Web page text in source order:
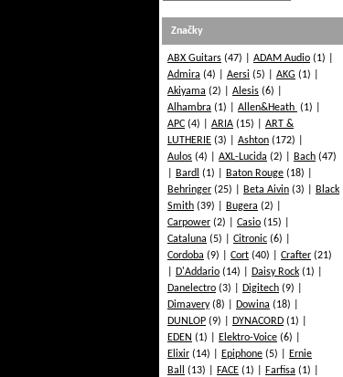
Značky
ABX Guitars (47) ADAM Audio (1)
Admira (4) Aersi (5) AKG (1)
Akiyama (2) Alesis (6)
Alhambra (1) Allen&Heath (1)
APC (4) ARIA (15)
ART &
LUTHERIE (3) Ashton (172)
Aulos (4) AXL-Lucida (2) Bach (47)
Bardl (1) Baton Rouge (18)
Behringer (25) Beta Aivin (3)
Black
Smith (39) Bugera (2)
Carpower (2) Casio (15)
Cataluna (5) Citronic (6)
Cordoba (9) Cort (40) Crafter (21)
D'Addario (14) Daisy Rock (1)
Danelectro (3) Digitech (9)
Dimavery(8) Dowina (18)
DUNLOP (9) DYNACORD (1)
EDEN (1) Elektro-Voice (6)
Elixir (14) Epiphone (5)
Ernie
Ball
(13) FACE (1) Farfisa (1)